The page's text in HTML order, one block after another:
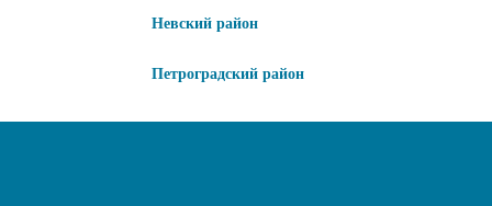
Невский район
Петроградский район